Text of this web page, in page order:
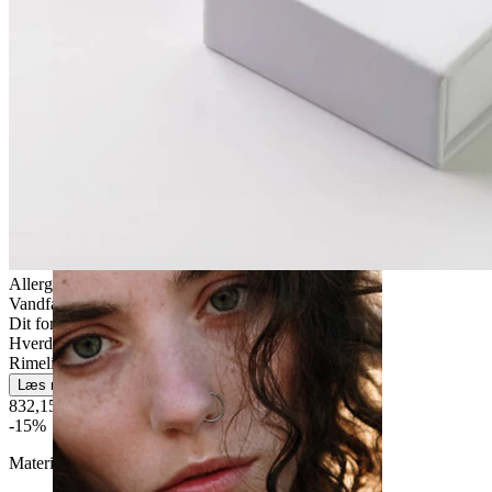
Allergivenlig
Vandfast
Dit for altid
Hverdagsbrug
Rimelig nemt
Læs mere
832,15 kr
979,00 kr
-15%
Materiale:14K guld